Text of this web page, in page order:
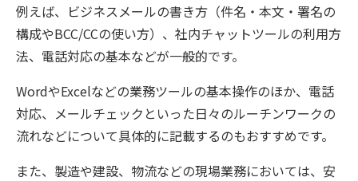
例えば、ビジネスメールの書き方（件名・本文・署名の
構成やBCC/CCの使い方）、社内チャットツールの利用方
法、電話対応の基本などが一般的です。
WordやExcelなどの業務ツールの基本操作のほか、電話
対応、メールチェックといった日々のルーチンワークの
流れなどについて具体的に記載するのもおすすめです。
また、製造や建設、物流などの現場業務においては、安